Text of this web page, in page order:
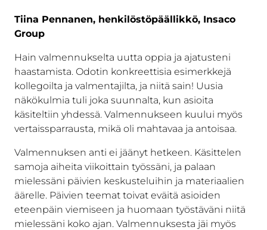
Tiina Pennanen, henkilöstöpäällikkö, Insaco
Group
Hain valmennukselta uutta oppia ja ajatusteni
haastamista. Odotin konkreettisia esimerkkejä
kollegoilta ja valmentajilta, ja niitä sain! Uusia
näkökulmia tuli joka suunnalta, kun asioita
käsiteltiin yhdessä. Valmennukseen kuului myös
vertaissparrausta, mikä oli mahtavaa ja antoisaa.
Valmennuksen anti ei jäänyt hetkeen. Käsittelen
samoja aiheita viikoittain työssäni, ja palaan
mielessäni päivien keskusteluihin ja materiaalien
äärelle. Päivien teemat toivat eväitä asioiden
eteenpäin viemiseen ja huomaan työstäväni niitä
mielessäni koko ajan. Valmennuksesta jäi myös